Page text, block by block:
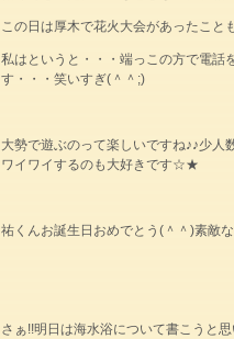
この日は厚木で花火大会があったこと
私はというと・・・端っこの方で電話
す・・・笑いすぎ(＾＾;)
大勢で遊ぶのって楽しいですね♪♪少人
ワイワイするのも大好きです☆★
祐くんお誕生日おめでとう(＾＾)素
さぁ!!明日は海水浴について書こうと思